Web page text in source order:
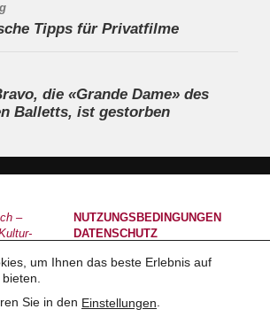
Tipps für Privatfilme
die «Grande Dame» des
Balletts, ist gestorben
–
NUTZUNGSBEDINGUNGEN
DATENSCHUTZ
um Ihnen das beste Erlebnis auf
Sie in den Einstellungen